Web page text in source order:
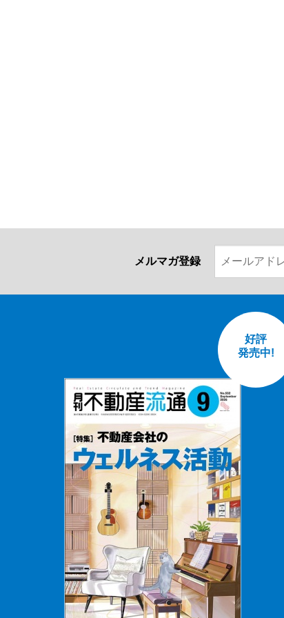
メルマガ登録
好評
発売中!